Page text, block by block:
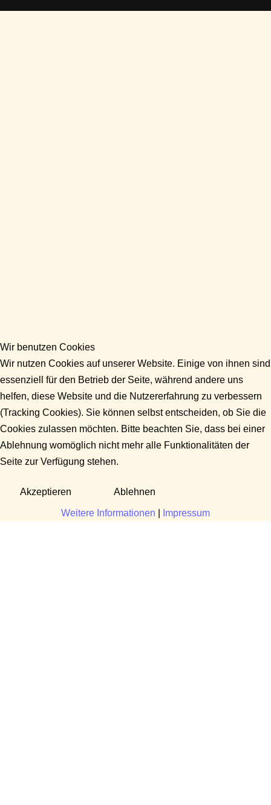
Wir benutzen Cookies
Wir nutzen Cookies auf unserer Website. Einige von ihnen sind
essenziell für den Betrieb der Seite, während andere uns
helfen, diese Website und die Nutzererfahrung zu verbessern
(Tracking Cookies). Sie können selbst entscheiden, ob Sie die
Cookies zulassen möchten. Bitte beachten Sie, dass bei einer
Ablehnung womöglich nicht mehr alle Funktionalitäten der
Seite zur Verfügung stehen.
Akzeptieren Ablehnen
Weitere Informationen Impressum